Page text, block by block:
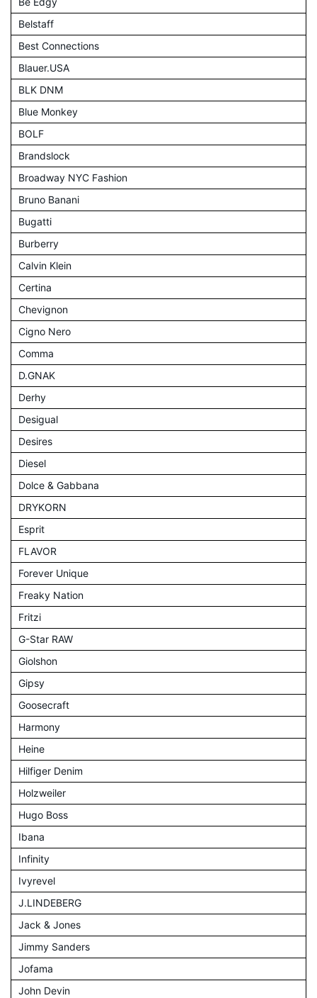
Belstaff
Best Connections
Blauer.USA
BLK DNM
Blue Monkey
BOLF
Brandslock
Broadway NYC Fashion
Bruno Banani
Bugatti
Burberry
Calvin Klein
Certina
Chevignon
Cigno Nero
Comma
D.GNAK
Derhy
Desigual
Desires
Diesel
Dolce & Gabbana
DRYKORN
Esprit
FLAVOR
Forever Unique
Freaky Nation
Fritzi
G-Star RAW
Giolshon
Gipsy
Goosecraft
Harmony
Heine
Hilfiger Denim
Holzweiler
Hugo Boss
Ibana
Infinity
Ivyrevel
J.LINDEBERG
Jack & Jones
Jimmy Sanders
Jofama
John Devin